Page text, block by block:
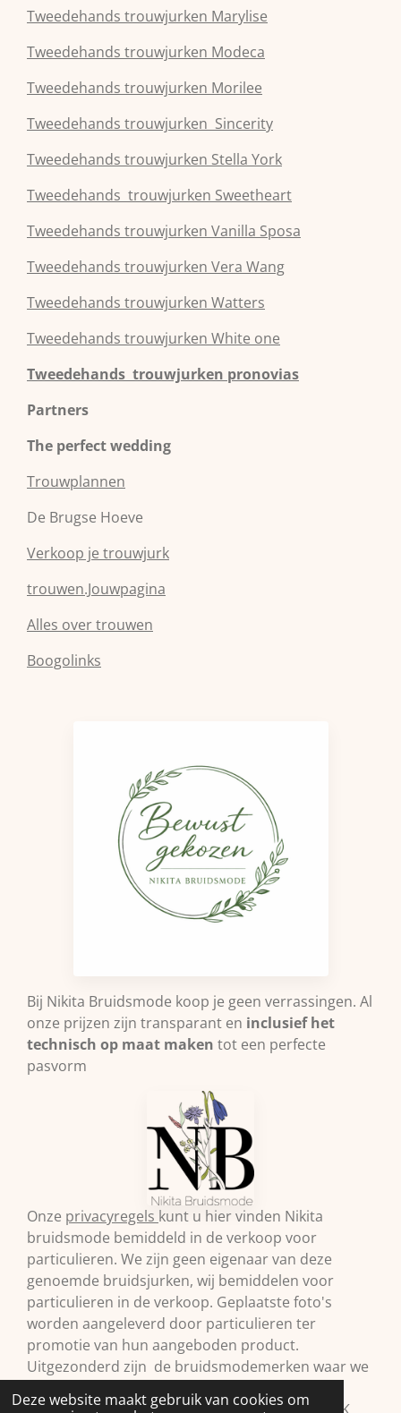
Deze website maakt gebruik van cookies om
Tweedehands trouwjurken Marylise
Tweedehands trouwjurken Modeca
Tweedehands trouwjurken Morilee
Tweedehands trouwjurken Sincerity
Tweedehands trouwjurken Stella York
Tweedehands trouwjurken Sweetheart
Tweedehands trouwjurken Vanilla Sposa
Tweedehands trouwjurken Vera Wang
Tweedehands trouwjurken Watters
Tweedehands trouwjurken White one
Tweedehands trouwjurken pronovias
Partners
The perfect wedding
Trouwplannen
De Brugse Hoeve
Verkoop je trouwjurk
trouwen.Jouwpagina
Alles over trouwen
Boogolinks
Bij Nikita Bruidsmode koop je geen verrassingen. Al
onze prijzen zijn transparant en inclusief het
technisch op maat maken tot een perfecte
pasvorm
Onze privacyregels kunt u hier vinden Nikita
bruidsmode bemiddeld in de verkoop voor
particulieren. We zijn geen eigenaar van deze
genoemde bruidsjurken, wij bemiddelen voor
particulieren in de verkoop. Geplaatste foto's
worden aangeleverd door particulieren ter
promotie van hun aangeboden product.
Uitgezonderd zijn de bruidsmodemerken waar we